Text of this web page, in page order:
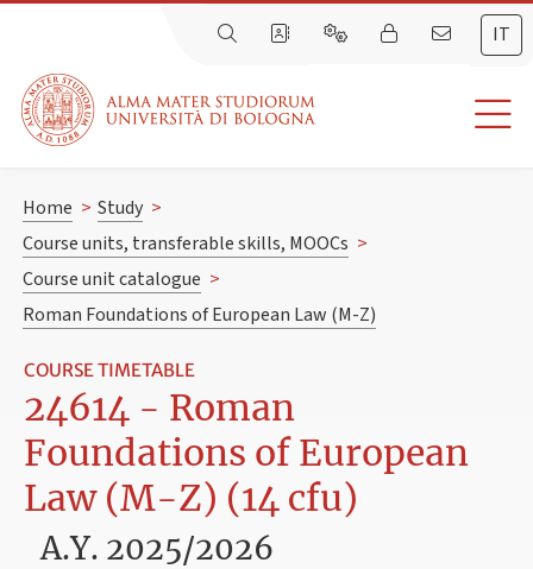
IT
Home > Study >
Course units, transferable skills, MOOCs >
Course unit catalogue >
Roman Foundations of European Law (M-Z)
COURSE TIMETABLE
24614 - Roman
Foundations of European
Law (M-Z) (14 cfu)
A.Y. 2025/2026